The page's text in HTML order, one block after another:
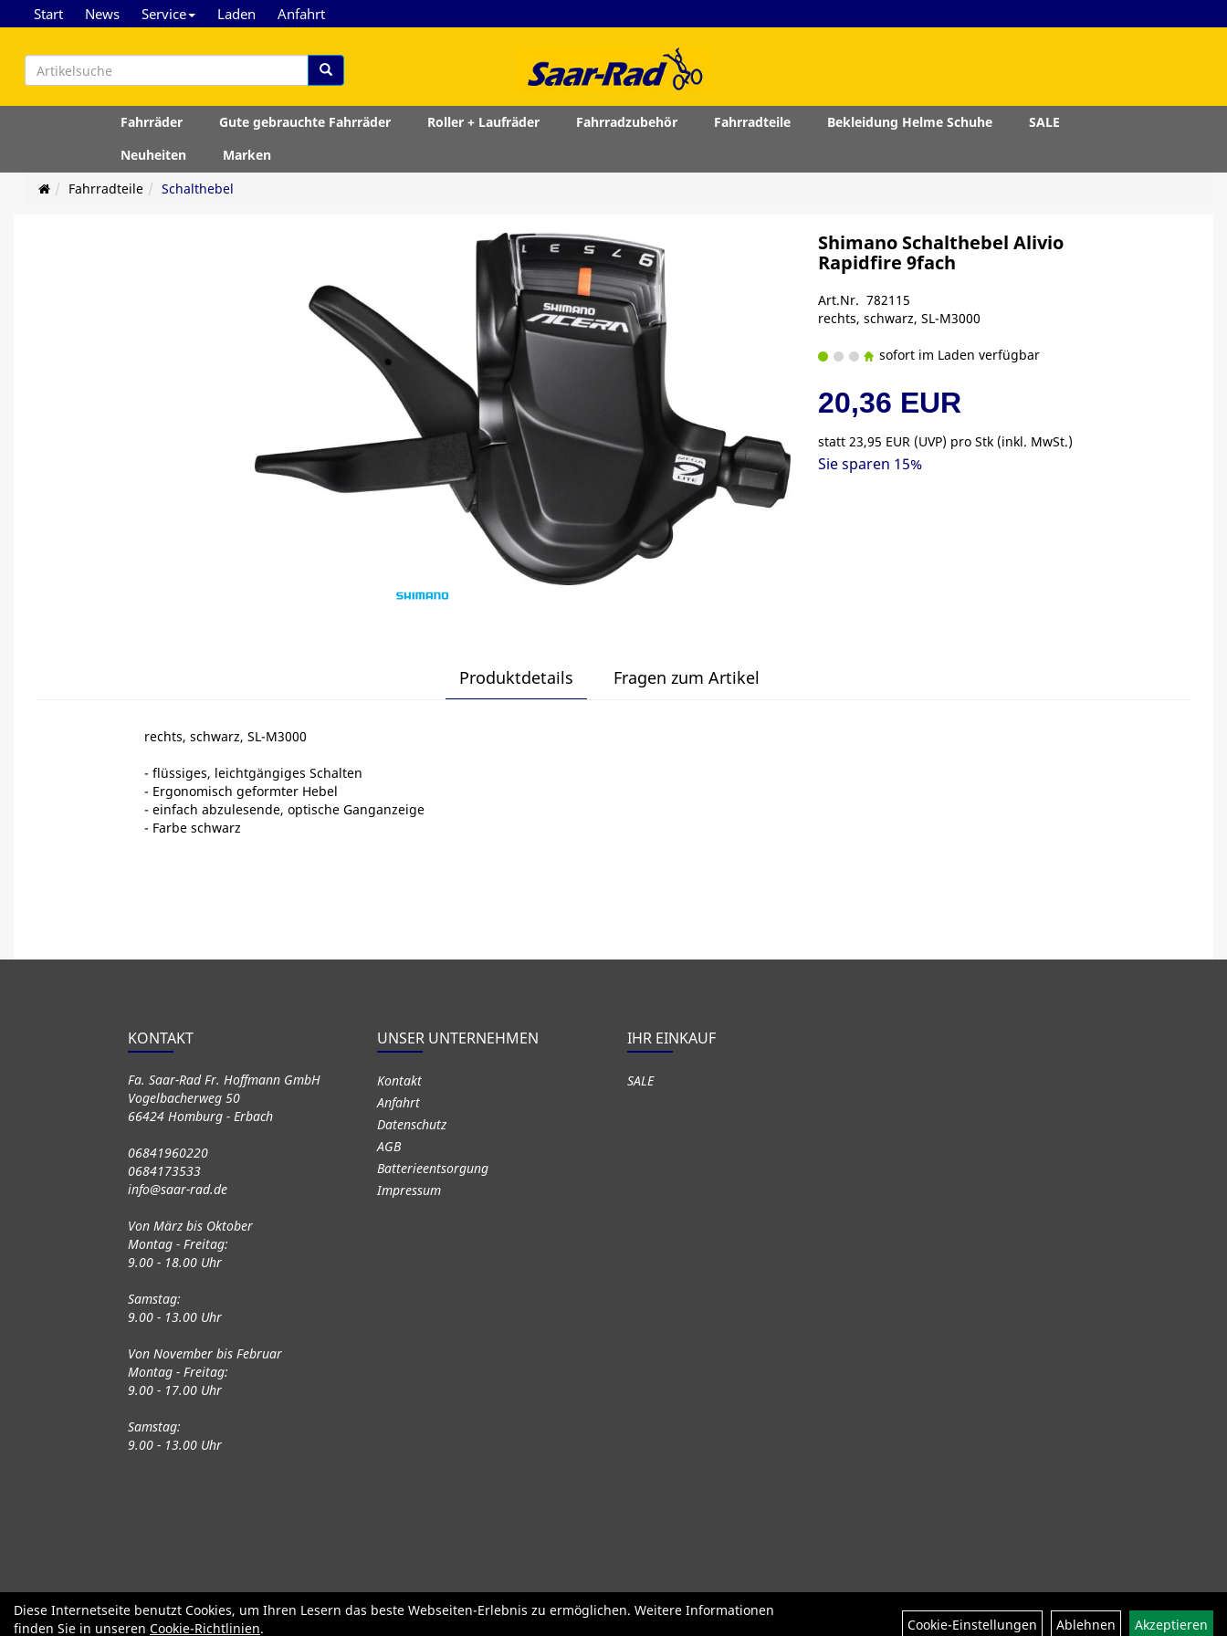
Start News Service Laden Anfahrt
Fahrräder Gute gebrauchte Fahrräder Roller + Laufräder Fahrradzubehör Fahrradteile Bekleidung Helme Schuhe
SALE
Neuheiten
Marken
Fahrradteile
Schalthebel
Shimano Schalthebel Alivio
Rapidfire 9fach
Art.Nr. 782115
rechts, schwarz, SL-M3000
sofort im Laden verfügbar
20,36 EUR
statt23,95 EUR (UVP) pro Stk (inkl. MwSt.)
Sie sparen 15%
Produktdetails Fragen zum Artikel
rechts, schwarz, SL-M3000
- flüssiges, leichtgängiges Schalten
- Ergonomisch geformter Hebel
- einfach abzulesende, optische Ganganzeige
- Farbe schwarz
KONTAKT
Fa. Saar-Rad Fr. Hoffmann GmbH
Vogelbacherweg 50
66424 Homburg - Erbach
06841960220
0684173533
info@saar-rad.de
Von März bis Oktober
Montag - Freitag:
9.00 - 18.00 Uhr
Samstag:
9.00 - 13.00 Uhr
Von November bis Februar
Montag - Freitag:
9.00 - 17.00 Uhr
Samstag:
9.00 - 13.00 Uhr
UNSER UNTERNEHMEN
Kontakt
Anfahrt
Datenschutz
AGB
Batterieentsorgung
Impressum
IHR EINKAUF
SALE
Fahrräder Gute gebrauchte Fahrräder Roller + Laufräder Fahrradzubehör Fahrradteile
Diese Internetseite benutzt Cookies, um Ihren Lesern das beste Webseiten-Erlebnis zu ermöglichen. Weitere Informationen
finden Sie in unseren Cookie-Richtlinien. Cookie-Einstellungen Ablehnen Akzeptieren